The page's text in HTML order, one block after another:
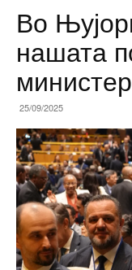
Во
нашата
25/09/2025